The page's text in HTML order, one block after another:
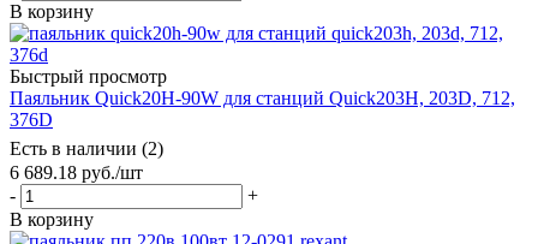
В корзину
Быстрый просмотр
Паяльник Quick20H-90W для станций Quick203H, 203D, 712,
376D
Есть в наличии (2)
6 689.18 руб./шт
-
+
В корзину